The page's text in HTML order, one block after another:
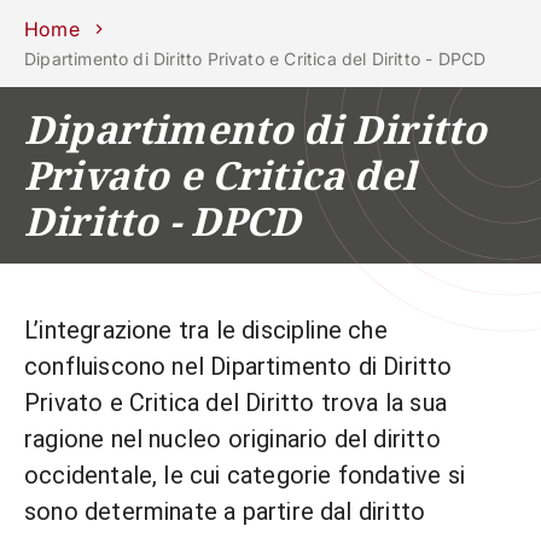
Scuole Dipartimenti
Unipd
stampa
noi
CORSI STUDIARE
RICERCA CAMPUS
IMPRESE E IMPATTO
Servizi
Home
Dipartimento di Diritto Privato e Critica del Diritto - DPCD
Dipartimento di Diritto
Privato e Critica del
Diritto - DPCD
L’integrazione tra le discipline che
confluiscono nel Dipartimento di Diritto
Privato e Critica del Diritto trova la sua
ragione nel nucleo originario del diritto
occidentale, le cui categorie fondative si
sono determinate a partire dal diritto